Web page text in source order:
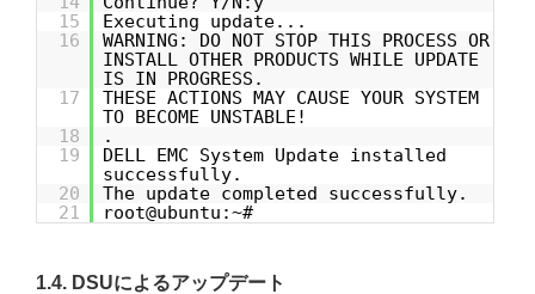
15
Executing update...
16
WARNING: DO NOT STOP THIS PROCESS OR
INSTALL OTHER PRODUCTS WHILE UPDATE
IS IN PROGRESS.
17
THESE ACTIONS MAY CAUSE YOUR SYSTEM
TO BECOME UNSTABLE!
18
.
19
DELL EMC System Update installed
successfully.
20
The update completed successfully.
21
root@ubuntu:~#
1.4. DSUによるアップデート